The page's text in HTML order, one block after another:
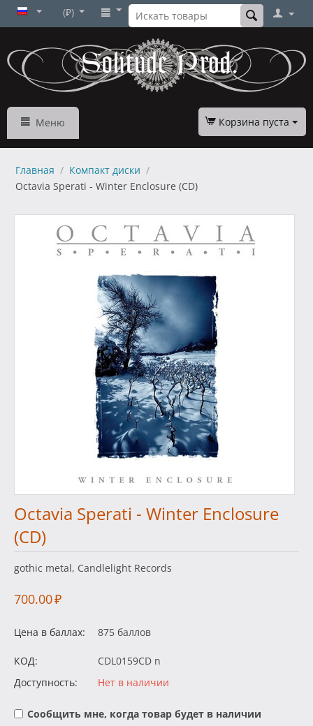
(₽)
Меню Корзина пуста
Главная / Компакт диски /
Octavia Sperati - Winter Enclosure (CD)
Octavia Sperati - Winter Enclosure
(CD)
gothic metal, Candlelight Records
700.00₽
Цена в баллах: 875 баллов
КОД:
CDL0159CD n
Доступность:
Нет в наличии
Сообщить мне, когда товар будет в наличии